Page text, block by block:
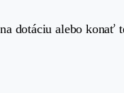
dotáciu alebo konať